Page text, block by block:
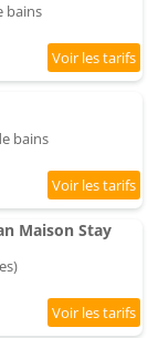
bains
bains
Maison Stay